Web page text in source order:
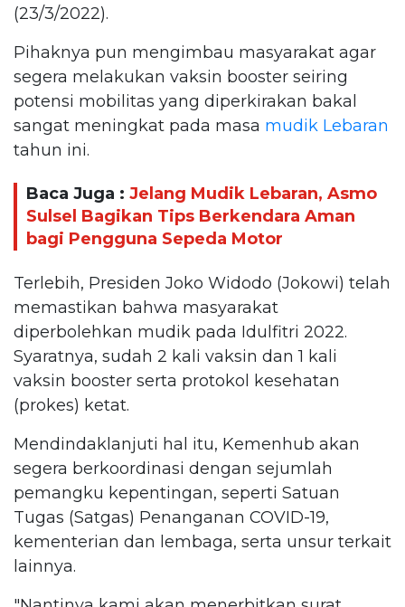
(23/3/2022).
Pihaknya pun mengimbau masyarakat agar
segera melakukan vaksin booster seiring
potensi mobilitas yang diperkirakan bakal
sangat meningkat pada masa mudik Lebaran
tahun ini.
Baca Juga : Jelang Mudik Lebaran, Asmo
Sulsel Bagikan Tips Berkendara Aman
bagi Pengguna Sepeda Motor
Terlebih, Presiden Joko Widodo (Jokowi) telah
memastikan bahwa masyarakat
diperbolehkan mudik pada Idulfitri 2022.
Syaratnya, sudah 2 kali vaksin dan 1 kali
vaksin booster serta protokol kesehatan
(prokes) ketat.
Mendindaklanjuti hal itu, Kemenhub akan
segera berkoordinasi dengan sejumlah
pemangku kepentingan, seperti Satuan
Tugas (Satgas) Penanganan COVID-19,
kementerian dan lembaga, serta unsur terkait
lainnya.